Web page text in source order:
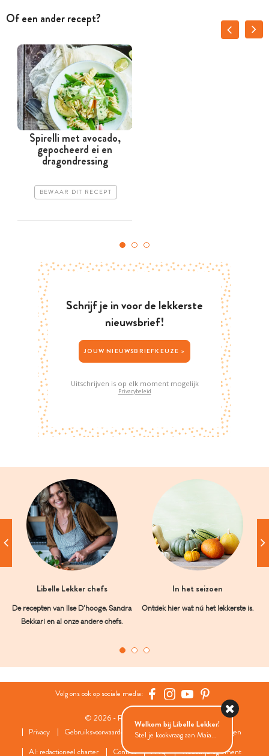
Of een ander recept?
Spirelli met avocado,
gepocheerd ei en
dragondressing
BEWAAR DIT RECEPT
Schrijf je in voor de lekkerste
nieuwsbrief!
JOUW NIEUWSBRIEFKEUZE >
Uitschrijven is op elk moment mogelijk
Privacybeleid
Libelle Lekker chefs
De recepten van Ilse D’hooge, Sandra
Bekkari en al onze andere chefs.
In het seizoen
Ontdek hier wat nú het lekkerste is.
Volg ons ook op sociale media:
© 2026 - Roularta Media Group
Privacy
Gebruiksvoorwaarden Cookies
Cookies instellingen
AI: redactioneel charter
Contact FAQ Wedstrijdreglement
Welkom bij Libelle Lekker!
Stel je kookvraag aan Maia...